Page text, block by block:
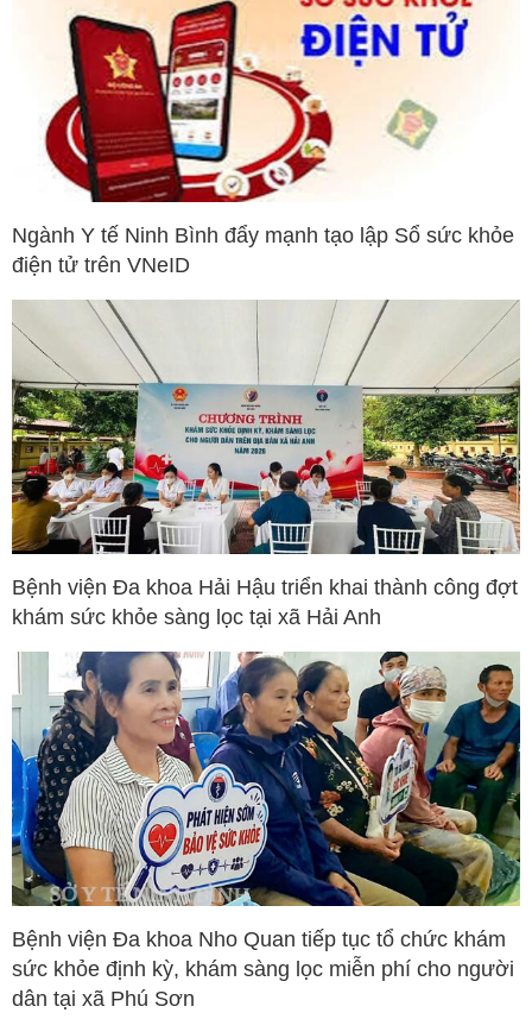
Ngành Y tế Ninh Bình đẩy mạnh tạo lập Sổ sức khỏe
điện tử trên VNeID
Bệnh viện Đa khoa Hải Hậu triển khai thành công đợt
khám sức khỏe sàng lọc tại xã Hải Anh
Bệnh viện Đa khoa Nho Quan tiếp tục tổ chức khám
sức khỏe định kỳ, khám sàng lọc miễn phí cho người
dân tại xã Phú Sơn